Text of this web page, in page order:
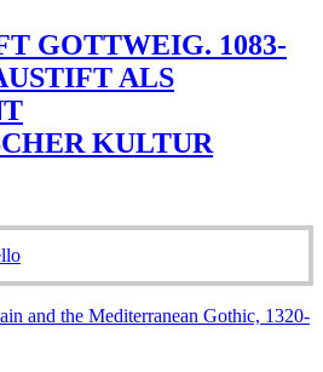
GOTTWEIG. 1083-
ALS
KULTUR